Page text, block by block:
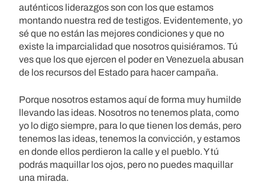
auténticos liderazgos son con los que estamos
montando nuestra red de testigos. Evidentemente, yo
sé que no están las mejores condiciones y que no
existe la imparcialidad que nosotros quisiéramos. Tú
ves que los que ejercen el poder en Venezuela abusan
de los recursos del Estado para hacer campaña.
Porque nosotros estamos aquí de forma muy humilde
llevando las ideas. Nosotros no tenemos plata, como
yo lo digo siempre, para lo que tienen los demás, pero
tenemos las ideas, tenemos la convicción, y estamos
en donde ellos perdieron la calle y el pueblo. Y tú
podrás maquillar los ojos, pero no puedes maquillar
una mirada.